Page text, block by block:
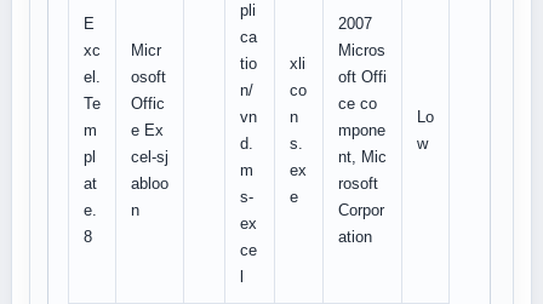
E
xc
el.
Te
m
pl
at
e.
8
Micr
osoft
Offic
e Ex
cel-sj
abloo
n
pli
ca
tio
n/
vn
d.
m
s-
ex
ce
xli
co
n
s.
ex
e
2007
Micros
oft Offi
ce co
mpone
nt, Mic
rosoft
Corpor
ation
Lo
w